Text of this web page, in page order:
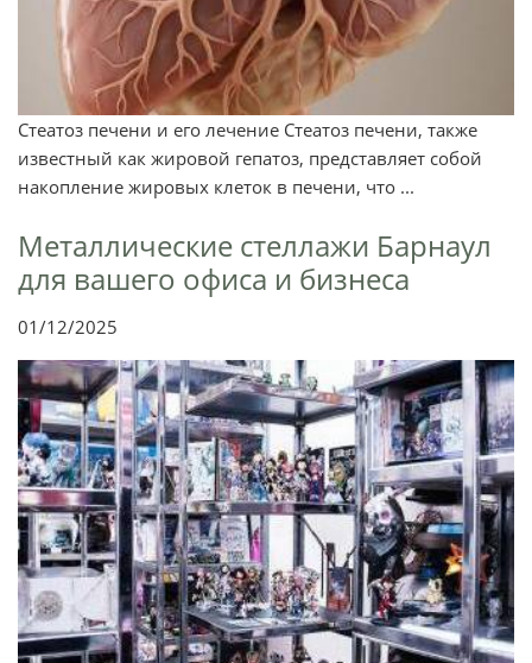
Стеатоз печени и его лечение Стеатоз печени, также
известный как жировой гепатоз, представляет собой
накопление жировых клеток в печени, что ...
Металлические стеллажи Барнаул
для вашего офиса и бизнеса
01/12/2025